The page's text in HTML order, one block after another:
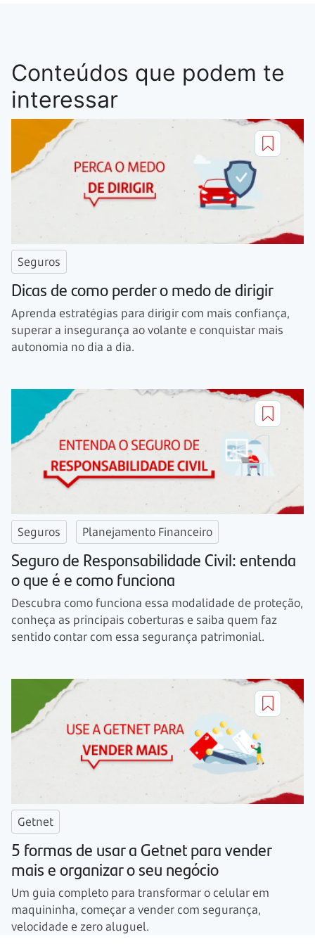
Conteúdos que podem te
interessar
Seguros
Dicas de como perder o medo de dirigir
Aprenda estratégias para dirigir com mais confiança,
superar a insegurança ao volante e conquistar mais
autonomia no dia a dia.
Seguros Planejamento Financeiro
Seguro de Responsabilidade Civil: entenda
o que é e como funciona
Descubra como funciona essa modalidade de proteção,
conheça as principais coberturas e saiba quem faz
sentido contar com essa segurança patrimonial.
Getnet
5 formas de usar a Getnet para vender
mais e organizar o seu negócio
Um guia completo para transformar o celular em
maquininha, começar a vender com segurança,
velocidade e zero aluguel.